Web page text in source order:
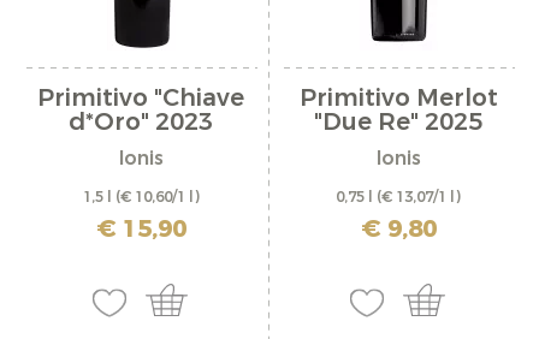
Primitivo "Chiave
d*Oro" 2023
Ionis
1,5 l (€ 10,60/1 l)
inkl. MwSt. zzgl. Versandkosten
€ 15,90
Primitivo Merlot
"Due Re" 2025
Ionis
0,75 l (€ 13,07/1 l)
inkl. MwSt. zzgl. Versandkosten
€ 9,80